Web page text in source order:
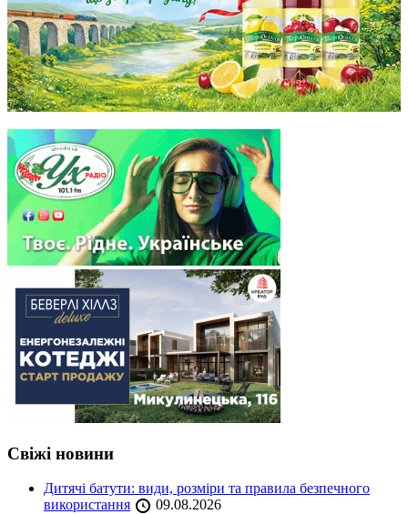
Свіжі новини
Дитячі батути: види, розміри та правила безпечного
використання
09.08.2026